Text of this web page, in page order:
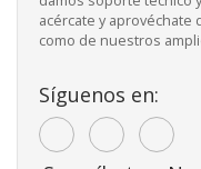
acércate y
como de nuestros
Síguenos en: